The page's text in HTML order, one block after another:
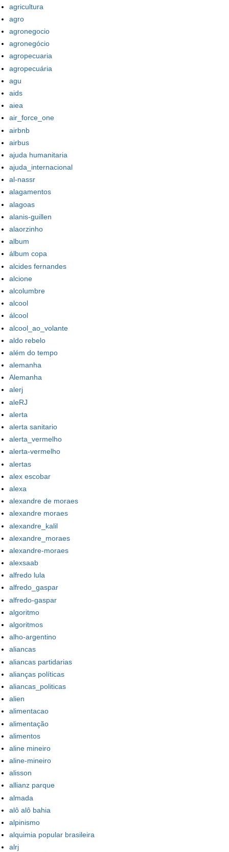
agricultura
agro
agronegocio
agronegócio
agropecuaria
agropecuária
agu
aids
aiea
air_force_one
airbnb
airbus
ajuda humanitaria
ajuda_internacional
al-nassr
alagamentos
alagoas
alanis-guillen
alaorzinho
album
álbum copa
alcides fernandes
alcione
alcolumbre
alcool
álcool
alcool_ao_volante
aldo rebelo
além do tempo
alemanha
Alemanha
alerj
aleRJ
alerta
alerta sanitario
alerta_vermelho
alerta-vermelho
alertas
alex escobar
alexa
alexandre de moraes
alexandre moraes
alexandre_kalil
alexandre_moraes
alexandre-moraes
alexsaab
alfredo lula
alfredo_gaspar
alfredo-gaspar
algoritmo
algoritmos
alho-argentino
aliancas
aliancas partidarias
alianças políticas
aliancas_politicas
alien
alimentacao
alimentação
alimentos
aline mineiro
aline-mineiro
alisson
allianz parque
almada
alô alô bahia
alpinismo
alquimia popular brasileira
alrj